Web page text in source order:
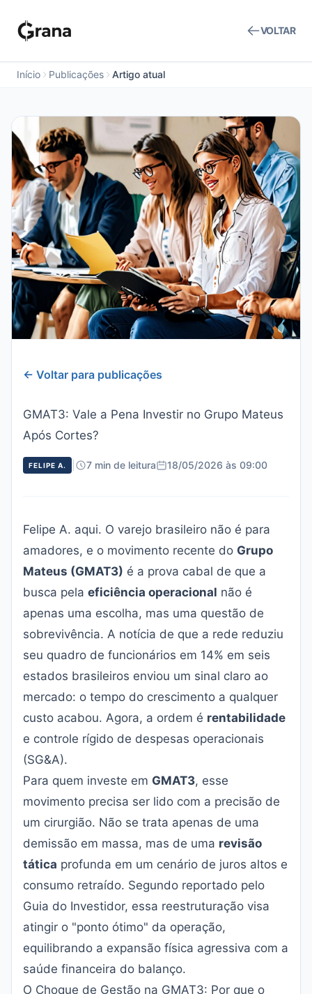
VOLTAR
Início Publicações Artigo atual
← Voltar para publicações
GMAT3: Vale a Pena Investir no Grupo Mateus
Após Cortes?
FELIPE A. 7 min de leitura 18/05/2026 às 09:00
Felipe A. aqui. O varejo brasileiro não é para
amadores, e o movimento recente do Grupo
Mateus (GMAT3) é a prova cabal de que a
busca pela eficiência operacional não é
apenas uma escolha, mas uma questão de
sobrevivência. A notícia de que a rede reduziu
seu quadro de funcionários em 14% em seis
estados brasileiros enviou um sinal claro ao
mercado: o tempo do crescimento a qualquer
custo acabou. Agora, a ordem é rentabilidade
e controle rígido de despesas operacionais
(SG&A).
Para quem investe em GMAT3, esse
movimento precisa ser lido com a precisão de
um cirurgião. Não se trata apenas de uma
demissão em massa, mas de uma revisão
tática profunda em um cenário de juros altos e
consumo retraído. Segundo reportado pelo
Guia do Investidor, essa reestruturação visa
atingir o "ponto ótimo" da operação,
equilibrando a expansão física agressiva com a
saúde financeira do balanço.
O Choque de Gestão na GMAT3: Por que o